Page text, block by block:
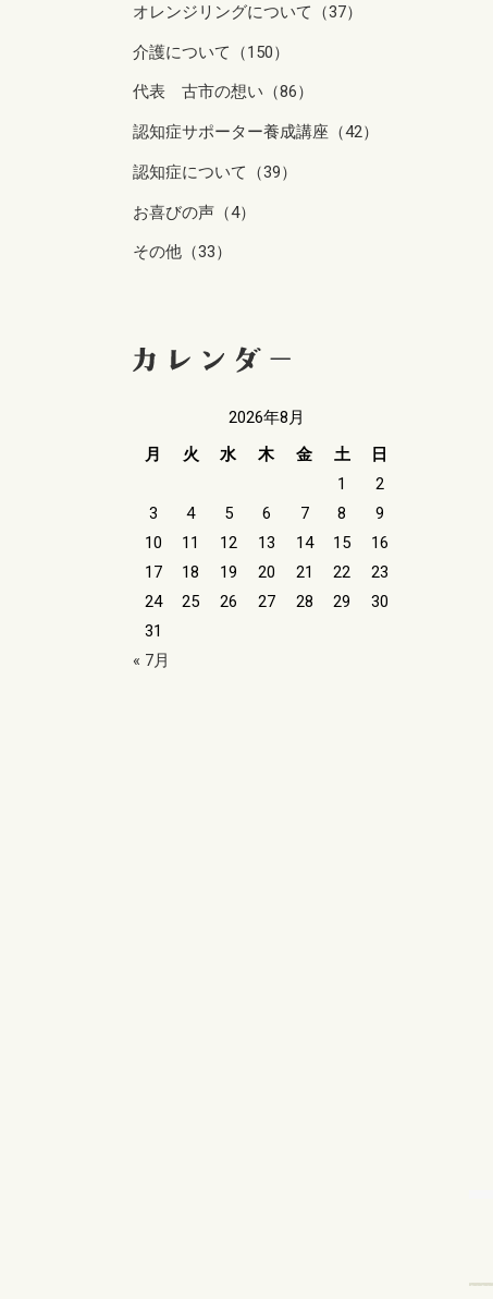
オレンジリングについて（37）
介護について（150）
代表 古市の想い（86）
認知症サポーター養成講座（42）
認知症について（39）
お喜びの声（4）
その他（33）
2026年8月
月
火 水 木 金 土
日
1
2
3
4 5 6 7 8
9
10
11 12 13 14 15
16
17
18 19 20 21 22
23
24
25 26 27 28 29
30
31
« 7月